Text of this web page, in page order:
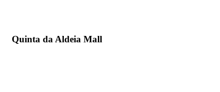
Quinta da Aldeia Mall